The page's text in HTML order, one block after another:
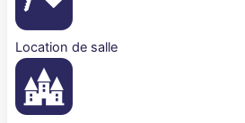
Location de salle